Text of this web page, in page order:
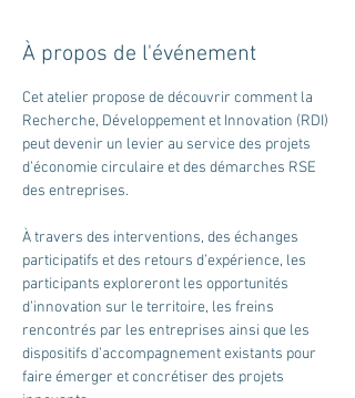
À propos de l'événement
Cet atelier propose de découvrir comment la
Recherche, Développement et Innovation (RDI)
peut devenir un levier au service des projets
d’économie circulaire et des démarches RSE
des entreprises.
À travers des interventions, des échanges
participatifs et des retours d’expérience, les
participants exploreront les opportunités
d’innovation sur le territoire, les freins
rencontrés par les entreprises ainsi que les
dispositifs d’accompagnement existants pour
faire émerger et concrétiser des projets